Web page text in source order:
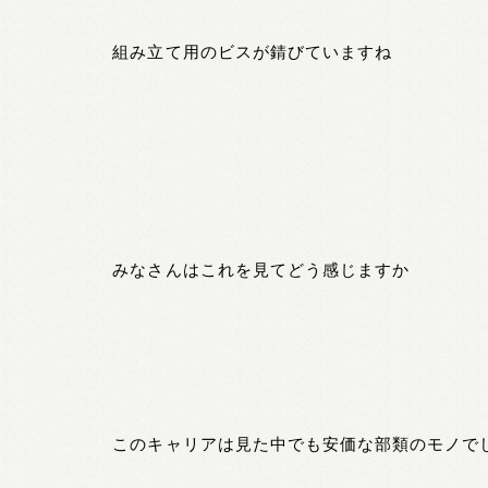
組み立て用のビスが錆びていますね
みなさんはこれを見てどう感じますか
このキャリアは見た中でも安価な部類のモノで